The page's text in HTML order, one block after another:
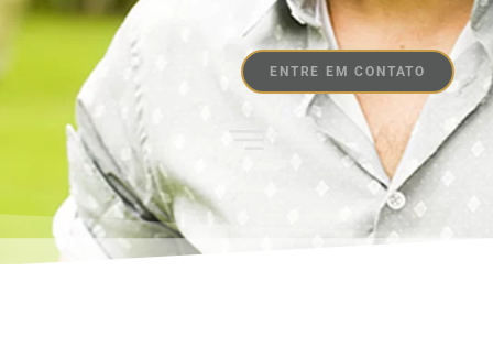
ENTRE EM CONTATO